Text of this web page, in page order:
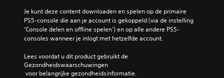
Je kunt deze content downloaden en spelen op de primaire
PS5-console die aan je account is gekoppeld (via de instelling
'Console delen en offline spelen') en op alle andere PS5-
consoles wanneer je inlogt met hetzelfde account.
Lees voordat u dit product gebruikt de
Gezondheidswaarschuwingen
voor belangrijke gezondheidsinformatie.